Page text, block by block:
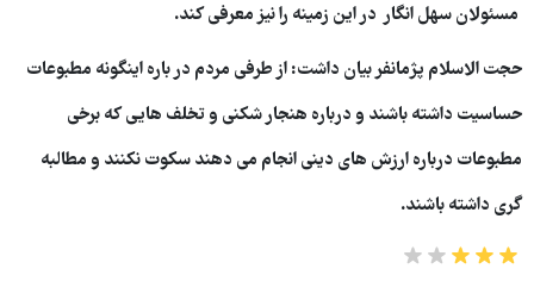
مسئولان سهل انگار در این زمینه را نیز معرفی کند.
حجت الاسلام پژمانفر بیان داشت: از طرفی مردم در باره اینگونه مطبوعات
حساسیت داشته باشند و درباره هنجار شکنی و تخلف هایی که برخی
مطبوعات درباره ارزش های دینی انجام می دهند سکوت نکنند و مطالبه
گری داشته باشند.